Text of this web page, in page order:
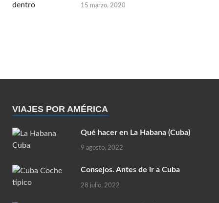
15 marzo, 2020
VIAJES POR AMÉRICA
Qué hacer en La Habana (Cuba)
9 agosto, 2022
Consejos. Antes de ir a Cuba
28 julio, 2022